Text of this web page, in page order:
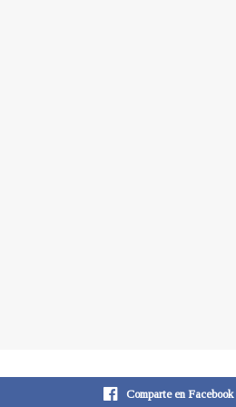
Comparte en Facebook